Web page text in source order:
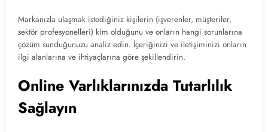
Markanızla ulaşmak istediğiniz kişilerin (işverenler, müşteriler,
sektör profesyonelleri) kim olduğunu ve onların hangi sorunlarına
çözüm sunduğunuzu analiz edin. İçeriğinizi ve iletişiminizi onların
ilgi alanlarına ve ihtiyaçlarına göre şekillendirin.
Online Varlıklarınızda Tutarlılık
Sağlayın